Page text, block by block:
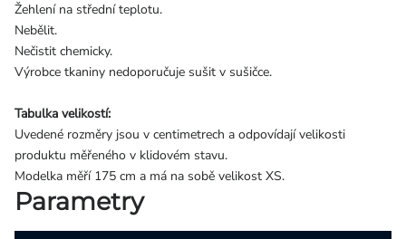
Žehlení na střední teplotu.
Nebělit.
Nečistit chemicky.
Výrobce tkaniny nedoporučuje sušit v sušičce.
Tabulka velikostí:
Uvedené rozměry jsou v centimetrech a odpovídají velikosti
produktu měřeného v klidovém stavu.
Modelka měří 175 cm a má na sobě velikost XS.
Parametry